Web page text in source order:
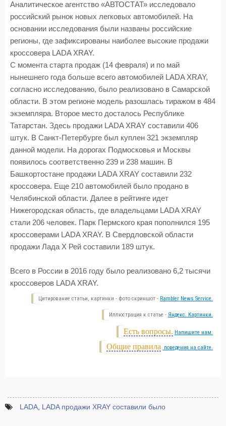
Аналитическое агентство «АВТОСТАТ» исследовало
российский рынок новых легковых автомобилей. На
основании исследования были названы российские
регионы, где зафиксированы наиболее высокие продажи
кроссовера LADA XRAY.
С момента старта продаж (14 февраля) и по май
нынешнего года больше всего автомобилей LADA XRAY,
согласно исследованию, было реализовано в Самарской
области. В этом регионе модель разошлась тиражом в 484
экземпляра. Второе место досталось Республике
Татарстан. Здесь продажи LADA XRAY составили 406
штук. В Санкт-Петербурге был куплен 321 экземпляр
данной модели. На дорогах Подмосковья и Москвы
появилось соответственно 239 и 238 машин. В
Башкортостане продажи LADA XRAY составили 232
кроссовера. Еще 210 автомобилей было продано в
Челябинской области. Далее в рейтинге идет
Нижегородская область, где владельцами LADA XRAY
стали 206 человек. Парк Пермского края пополнился 195
кроссоверами LADA XRAY. В Свердловской области
продажи Лада Х Рей составили 189 штук.
Всего в России в 2016 году было реализовано 6,2 тысячи
кроссоверов LADA XRAY.
Цитирование статьи, картинки - фото скриншот - Rambler News Service.
Иллюстрация к статье - Яндекс. Картинки.
Есть вопросы. Напишите нам.
Общие правила поведения на сайте.
LADA, LADA продажи XRAY составили было